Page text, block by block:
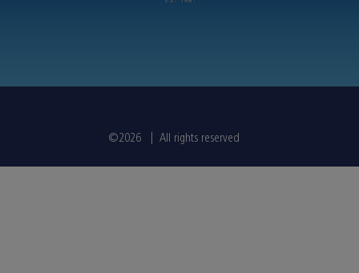
©2026 | All rights reserved